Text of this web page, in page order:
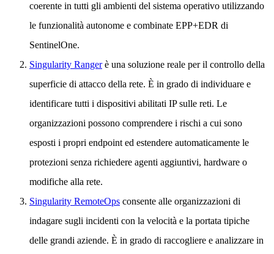
coerente in tutti gli ambienti del sistema operativo utilizzando
le funzionalità autonome e combinate EPP+EDR di
SentinelOne.
Singularity Rangerè una soluzione reale per il controllo della
superficie di attacco della rete. È in grado di individuare e
identificare tutti i dispositivi abilitati IP sulle reti. Le
organizzazioni possono comprendere i rischi a cui sono
esposti i propri endpoint ed estendere automaticamente le
protezioni senza richiedere agenti aggiuntivi, hardware o
modifiche alla rete.
Singularity RemoteOps consente alle organizzazioni di
indagare sugli incidenti con la velocità e la portata tipiche
delle grandi aziende. È in grado di raccogliere e analizzare in